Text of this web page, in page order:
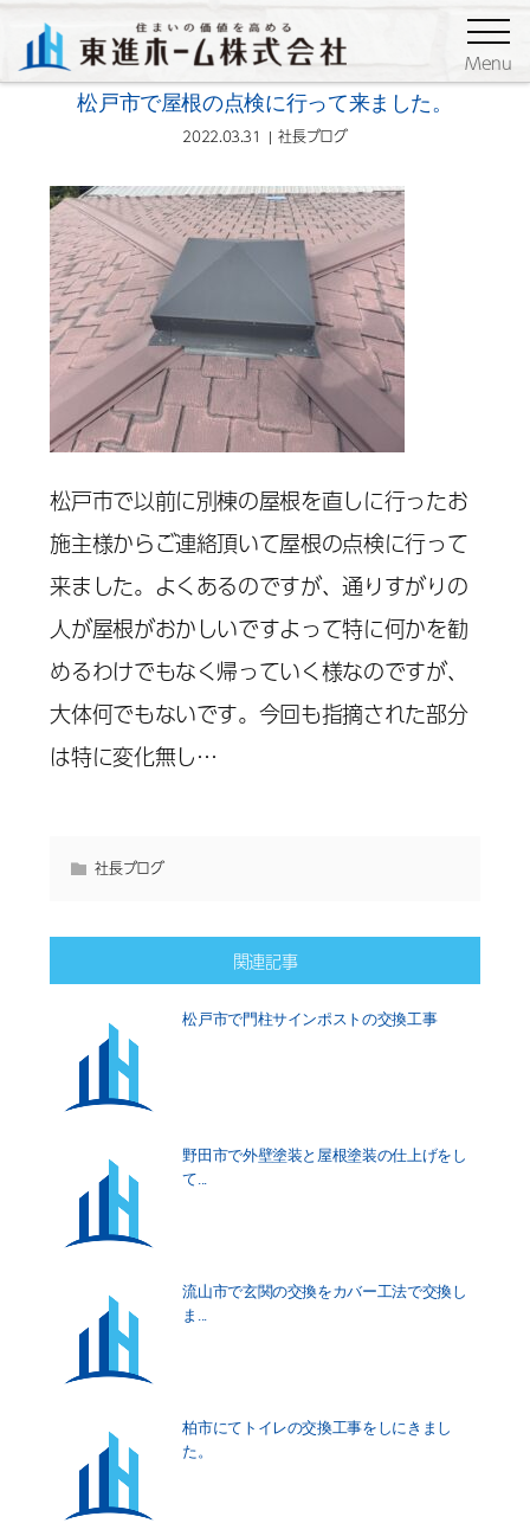
Menu
社長ブログ
松戸市で屋根の点検に行って来ました。
2022.03.31 社長ブログ
松戸市で以前に別棟の屋根を直しに行ったお
施主様からご連絡頂いて屋根の点検に行って
来ました。よくあるのですが、通りすがりの
人が屋根がおかしいですよって特に何かを勧
めるわけでもなく帰っていく様なのですが、
大体何でもないです。今回も指摘された部分
は特に変化無し…
社長ブログ
関連記事
松戸市で門柱サインポストの交換工事
野田市で外壁塗装と屋根塗装の仕上げをし
て...
流山市で玄関の交換をカバー工法で交換し
ま...
柏市にてトイレの交換工事をしにきまし
た。